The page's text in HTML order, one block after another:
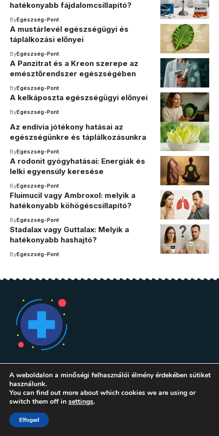
hatékonyabb fájdalomcsillapító?
ByEgészség-Pont
A mustárlevél egészségügyi és
táplálkozási előnyei
ByEgészség-Pont
A Panzitrat és a Kreon szerepe az
emésztőrendszer egészségében
ByEgészség-Pont
A kelkáposzta egészségügyi előnyei
ByEgészség-Pont
Az endívia jótékony hatásai az
egészségünkre és táplálkozásunkra
ByEgészség-Pont
A rodonit gyógyhatásai: Energiák és
lelki egyensúly keresése
ByEgészség-Pont
Fluimucil vagy Ambroxol: melyik a
hatékonyabb köhögéscsillapító?
ByEgészség-Pont
Stadalax vagy Guttalax: Melyik a
hatékonyabb hashajtó?
ByEgészség-Pont
Kategóriák
A weboldalon a minőségi felhasználói élmény érdekében sütiket
használunk.
You can find out more about which cookies we are using or
switch them off in settings.
Elfogad